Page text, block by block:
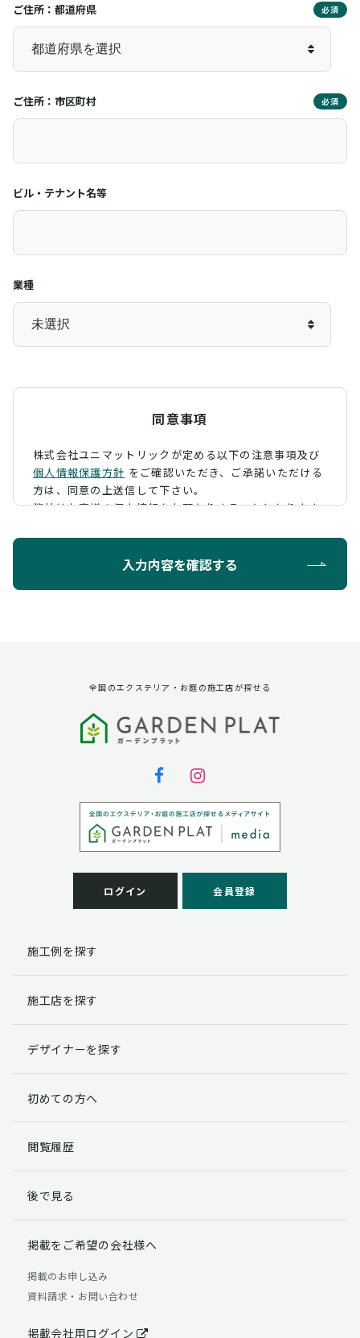
ご住所：都道府県 必須
ご住所：市区町村 必須
ビル・テナント名等
業種
同意事項
株式会社ユニマットリックが定める以下の注意事項及び
個人情報保護方針 をご確認いただき、 ご承諾いただける
方は、同意の上送信して下さい。
弊社はお客様の個人情報をお預かりすることになります
ように定め、保護に努めております。
第三者への提供
弊社は法律で定められている場合を除いて、お客様の個
個人情報の取扱い業務の委託
弊社は事業運営上、お客様により良いサービスを提供す
るために業務の一部を外部に委託しており、業務委託先
客様には、貴殿の個人情報の利用目的の通知、開示、訂
理・機密保持などによりお客様の個人情報の漏洩防止に
個人情報提出の任意性
す。
らかじめご了承ください。
個人情報の開示請求について
る権利があります。
「個人情報の取り扱いについて」
【お問合せ先】 個人情報問合せ窓口
TEL：03-5411-7891（平日9:00 ～ 18:00）
入力内容を確認する
全国のエクステリア・お庭の施工店が探せる
ログイン 会員登録
施工例を探す
施工店を探す
デザイナーを探す
初めての方へ
閲覧履歴
後で見る
掲載をご希望の会社様へ
掲載のお申し込み
資料請求・お問い合わせ
掲載会社用ログイン